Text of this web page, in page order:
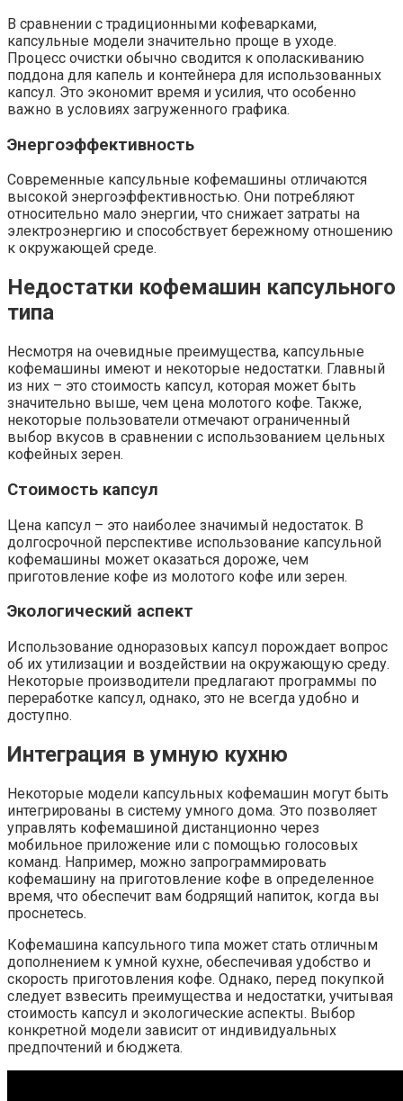
В сравнении с традиционными кофеварками,
капсульные модели значительно проще в уходе.
Процесс очистки обычно сводится к ополаскиванию
поддона для капель и контейнера для использованных
капсул. Это экономит время и усилия, что особенно
важно в условиях загруженного графика.
Энергоэффективность
Современные капсульные кофемашины отличаются
высокой энергоэффективностью. Они потребляют
относительно мало энергии, что снижает затраты на
электроэнергию и способствует бережному отношению
к окружающей среде.
Недостатки кофемашин капсульного
типа
Несмотря на очевидные преимущества, капсульные
кофемашины имеют и некоторые недостатки. Главный
из них – это стоимость капсул, которая может быть
значительно выше, чем цена молотого кофе. Также,
некоторые пользователи отмечают ограниченный
выбор вкусов в сравнении с использованием цельных
кофейных зерен.
Стоимость капсул
Цена капсул – это наиболее значимый недостаток. В
долгосрочной перспективе использование капсульной
кофемашины может оказаться дороже, чем
приготовление кофе из молотого кофе или зерен.
Экологический аспект
Использование одноразовых капсул порождает вопрос
об их утилизации и воздействии на окружающую среду.
Некоторые производители предлагают программы по
переработке капсул, однако, это не всегда удобно и
доступно.
Интеграция в умную кухню
Некоторые модели капсульных кофемашин могут быть
интегрированы в систему умного дома. Это позволяет
управлять кофемашиной дистанционно через
мобильное приложение или с помощью голосовых
команд. Например, можно запрограммировать
кофемашину на приготовление кофе в определенное
время, что обеспечит вам бодрящий напиток, когда вы
проснетесь.
Кофемашина капсульного типа может стать отличным
дополнением к умной кухне, обеспечивая удобство и
скорость приготовления кофе. Однако, перед покупкой
следует взвесить преимущества и недостатки, учитывая
стоимость капсул и экологические аспекты. Выбор
конкретной модели зависит от индивидуальных
предпочтений и бюджета.